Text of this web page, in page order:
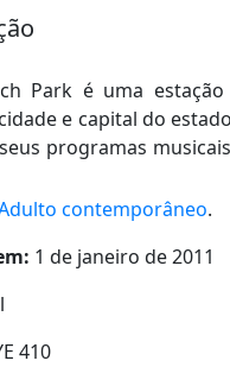
Park é uma
e capital do
programas
contemporâneo.
1 de janeiro de 2011
410